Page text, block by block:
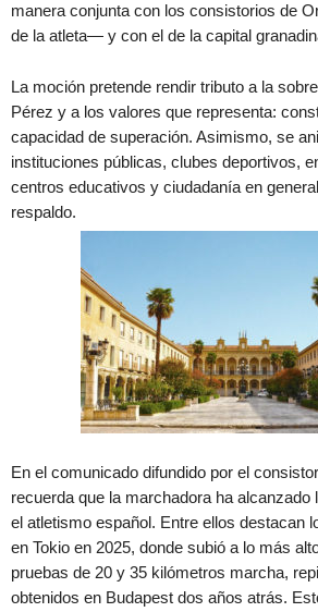
manera conjunta con los consistorios de
de la atleta— y con el de la capital
La moción pretende rendir tributo a la
Pérez y a los valores que representa:
capacidad de superación. Asimismo, se
instituciones públicas, clubes deportivos,
centros educativos y ciudadanía en
respaldo.
En el comunicado difundido por el
recuerda que la marchadora ha alcanzado
el atletismo español. Entre ellos destacan
en Tokio en 2025, donde subió a lo más
pruebas de 20 y 35 kilómetros marcha,
obtenidos en Budapest dos años atrás.